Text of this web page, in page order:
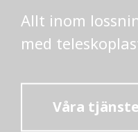
Allt inom
med
Våra